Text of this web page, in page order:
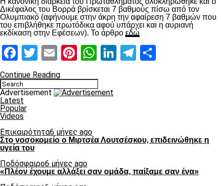
Δικέφαλος του Βορρά βρίσκεται 7 βαθμούς πίσω από τον
Ολυμπιακό (αφήνουμε στην άκρη την αφαίρεση 7 βαθμών που
του επιβλήθηκε πρωτόδικα αφού υπάρχει και η αυριανή
εκδίκαση στην Εφέσεων). Το άρθρο εδώ
Facebook
Twitter
EmailPinterest
WhatsApp
LinkedIn
Telegram
Continue Reading
Advertisement
Latest
Popular
Videos
Επικαιρότητα6 μήνες ago
Στο νοσοκομείο ο Μιρτσέα Λουτσέσκου, επιδεινώθηκε η
υγεία του
Ποδόσφαιρο6 μήνες ago
«Πλέον έχουμε αλλάξει σαν ομάδα, παίξαμε σαν ένα»